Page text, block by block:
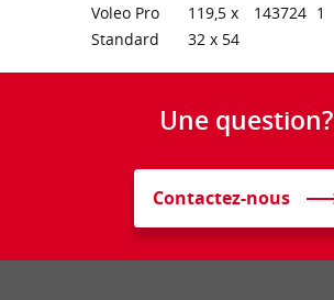
Voleo Pro
Standard
119,5 x
32 x 54
143724 1
Une question?
Contactez-nous